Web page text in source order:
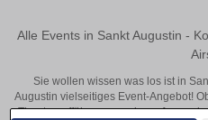
Alle Events in Sankt Augustin -
Sie wollen wissen was los ist in
Augustin vielseitiges Event-Angebot!
Theateraufführungen oder